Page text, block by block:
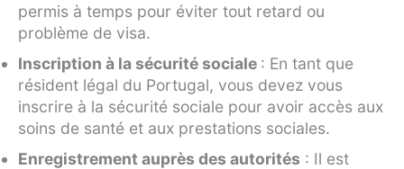
permis à temps pour éviter tout retard ou
problème de visa.
Inscription à la sécurité sociale : En tant que
résident légal du Portugal, vous devez vous
inscrire à la sécurité sociale pour avoir accès aux
soins de santé et aux prestations sociales.
Enregistrement auprès des autorités : Il est